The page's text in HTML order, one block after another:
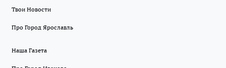
Твои Новости
Про Город Ярославль
Наша Газета